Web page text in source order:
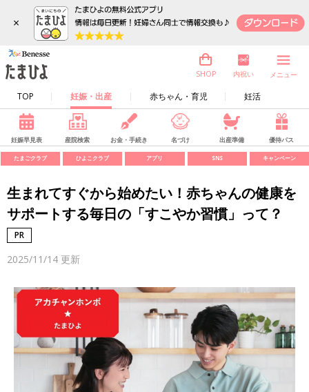
×
TOP 妊娠・出産 赤ちゃん・育児 妊活
SHOP 内祝い メニュー
妊娠早見表 産院検索 お金・手続き 名づけ 出産準備 優待パス
たまごクラブ ひよこクラブ アプリ SNS キャンペーン
生まれてすぐから始めたい！赤ちゃんの健康を
サポートする毎日の「すこやか習慣」って？
2025/11/14 更新